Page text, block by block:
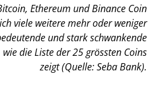
Ethereum und Binance Coin
viele weitere mehr oder weniger
und stark schwankende
die Liste der 25 grössten Coins
zeigt (Quelle: Seba Bank).